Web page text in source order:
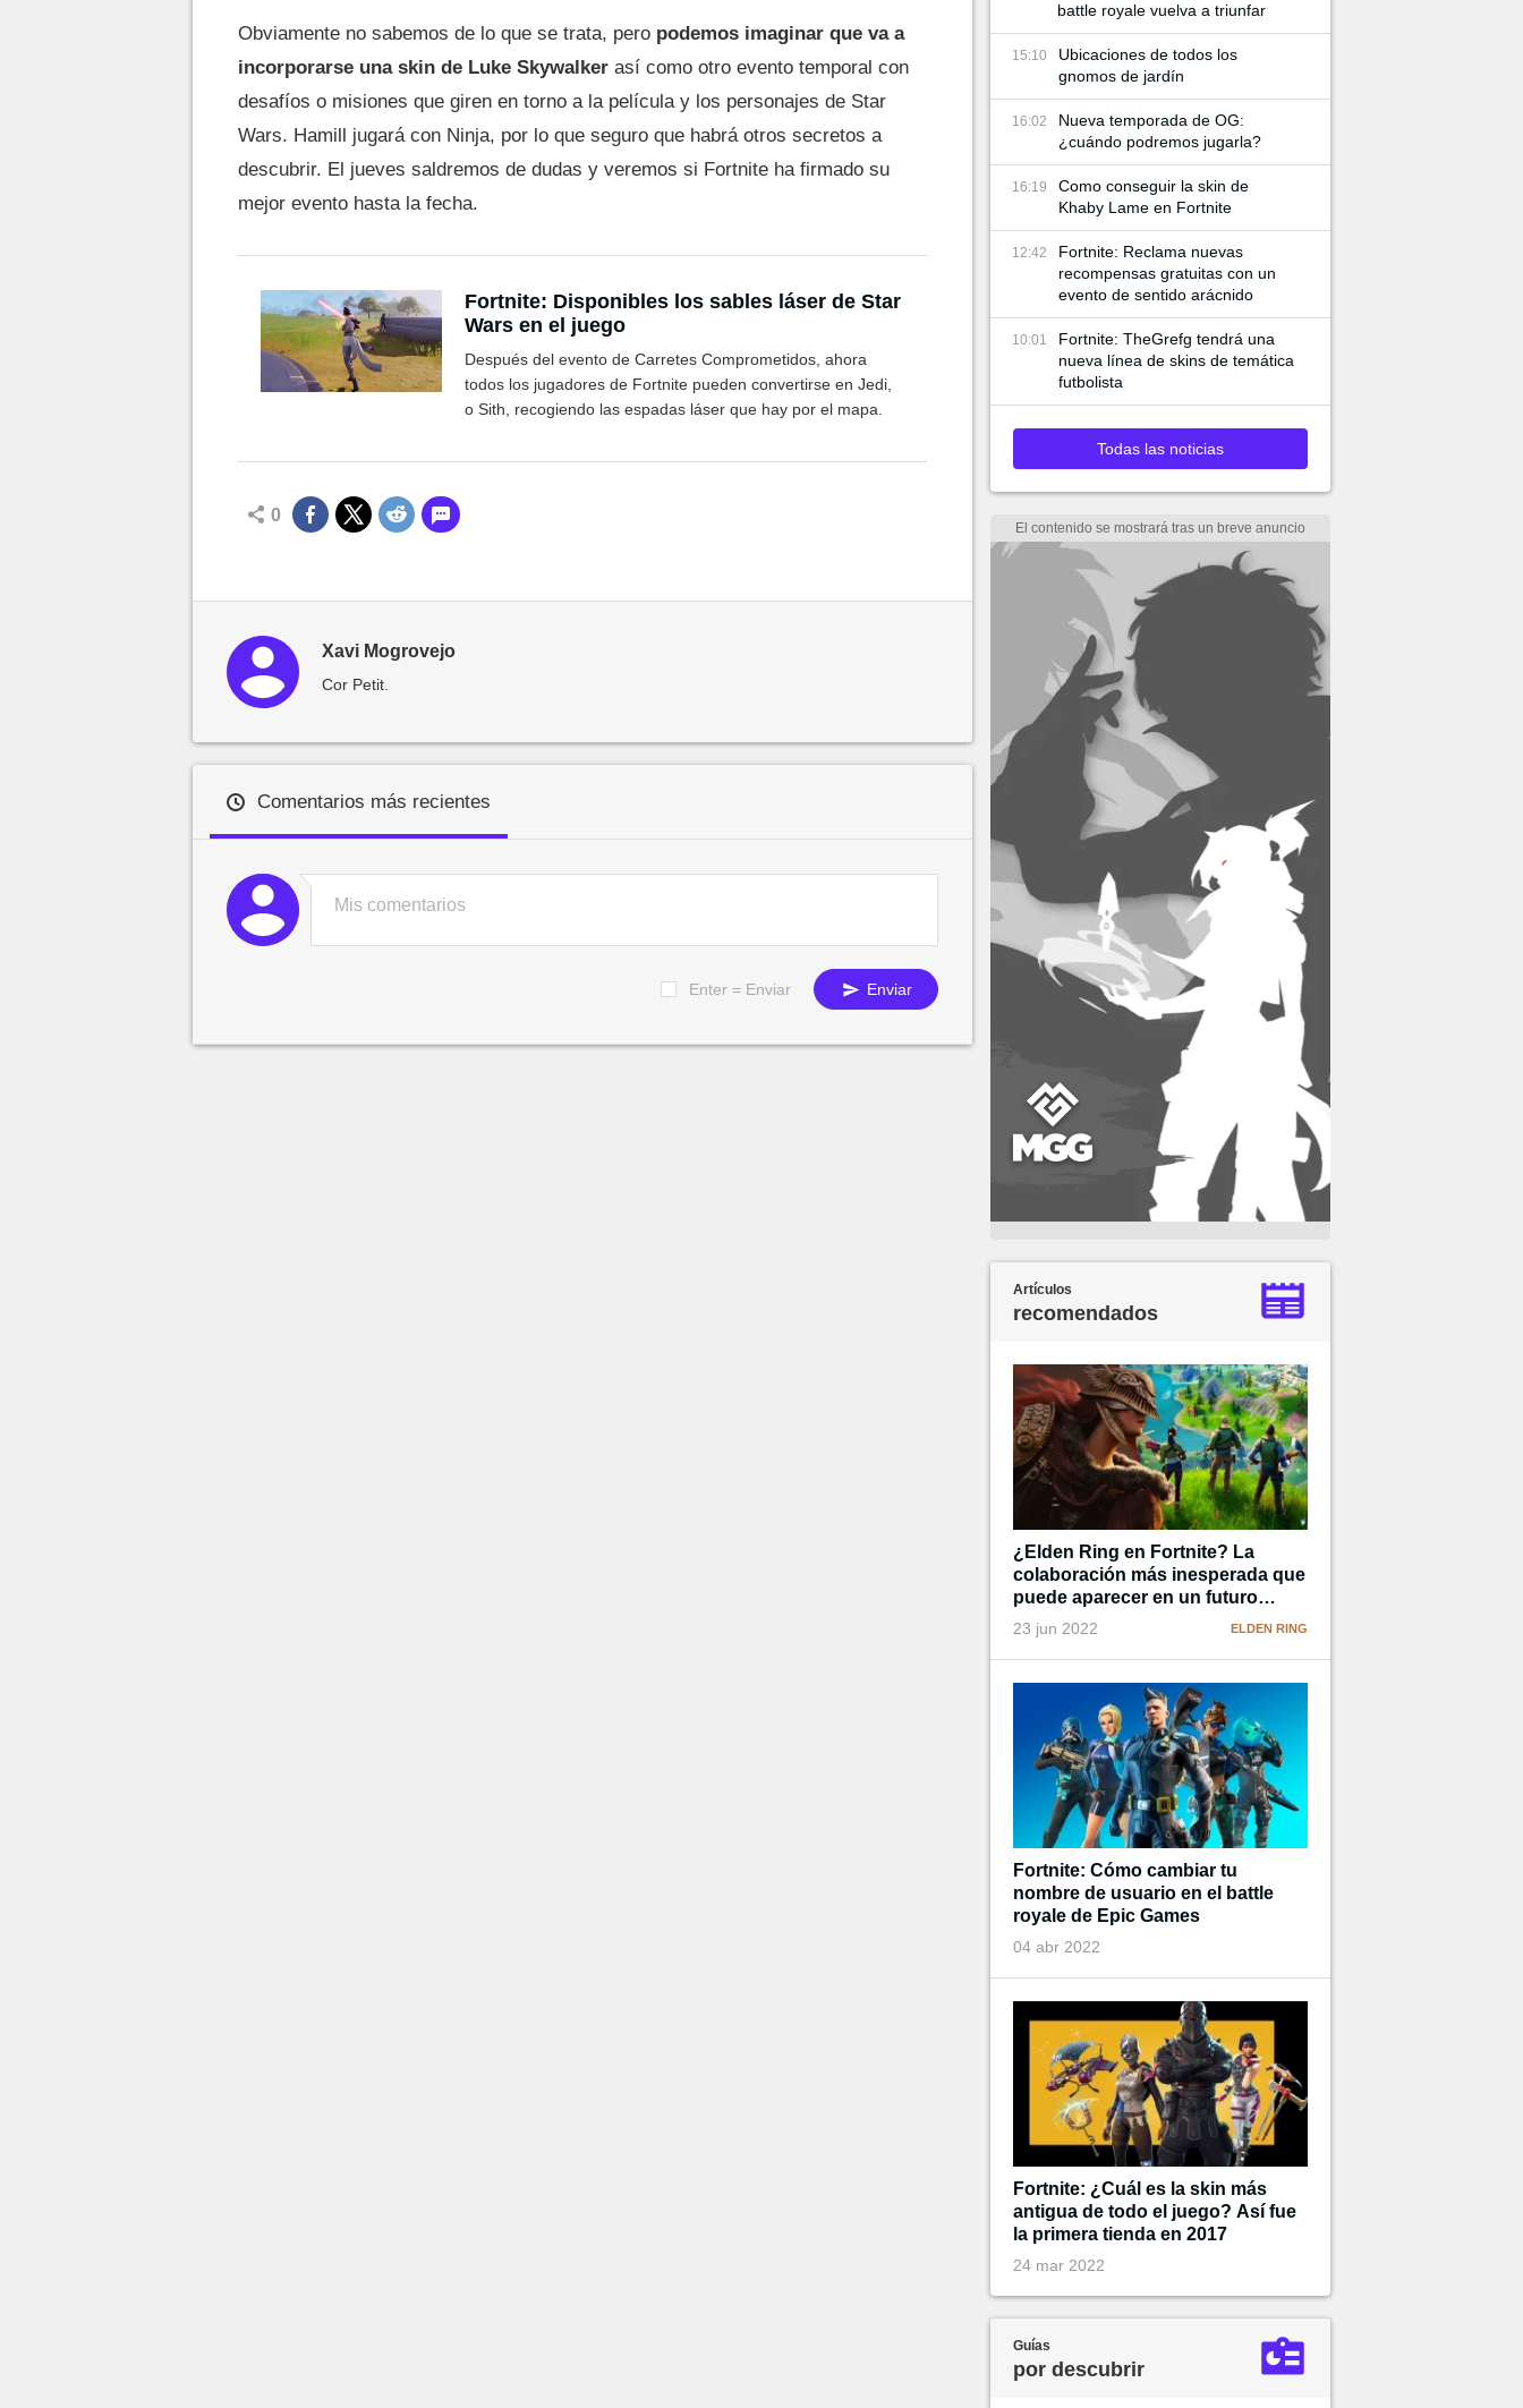
Obviamente no sabemos de lo que se trata, pero podemos imaginar que va a
incorporarse una skin de Luke Skywalker así como otro evento temporal con
desafíos o misiones que giren en torno a la película y los personajes de Star
Wars. Hamill jugará con Ninja, por lo que seguro que habrá otros secretos a
descubrir. El jueves saldremos de dudas y veremos si Fortnite ha firmado su
mejor evento hasta la fecha.
Fortnite: Disponibles los sables láser de Star
Wars en el juego
Después del evento de Carretes Comprometidos, ahora
todos los jugadores de Fortnite pueden convertirse en Jedi,
o Sith, recogiendo las espadas láser que hay por el mapa.
0
Xavi Mogrovejo
Cor Petit.
Comentarios más recientes
Enter = Enviar Enviar
battle royale vuelva a triunfar
15:10
Ubicaciones de todos los
gnomos de jardín
16:02
Nueva temporada de OG:
¿cuándo podremos jugarla?
16:19
Como conseguir la skin de
Khaby Lame en Fortnite
12:42
Fortnite: Reclama nuevas
recompensas gratuitas con un
evento de sentido arácnido
10:01
Fortnite: TheGrefg tendrá una
nueva línea de skins de temática
futbolista
Todas las noticias
Artículos
recomendados
¿Elden Ring en Fortnite? La
colaboración más inesperada que
puede aparecer en un futuro
cercano
23 jun 2022 ELDEN RING
Fortnite: Cómo cambiar tu
nombre de usuario en el battle
royale de Epic Games
04 abr 2022
Fortnite: ¿Cuál es la skin más
antigua de todo el juego? Así fue
la primera tienda en 2017
24 mar 2022
Guías
por descubrir